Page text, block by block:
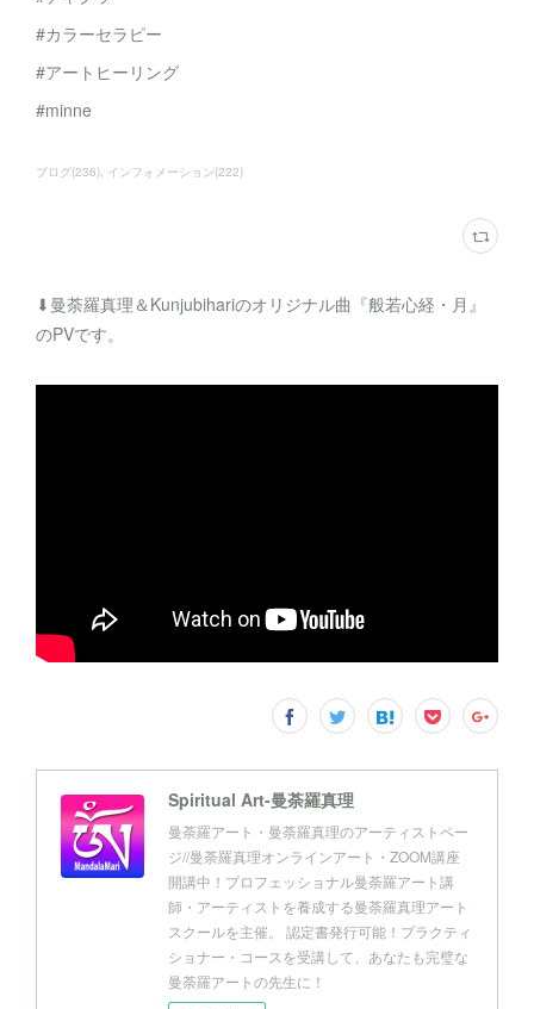
#カラーセラピー
#アートヒーリング
#minne
ブログ(236) インフォメーション(222)
⬇︎曼荼羅真理＆Kunjubihariのオリジナル曲『般若心経・月』
のPVです。
Spiritual Art-曼荼羅真理
曼荼羅アート・曼荼羅真理のアーティストペー
ジ//曼荼羅真理オンラインアート・ZOOM講座
開講中！プロフェッショナル曼荼羅アート講
師・アーティストを養成する曼荼羅真理アート
スクールを主催。 認定書発行可能！プラクティ
ショナー・コースを受講して、あなたも完璧な
曼荼羅アートの先生に！